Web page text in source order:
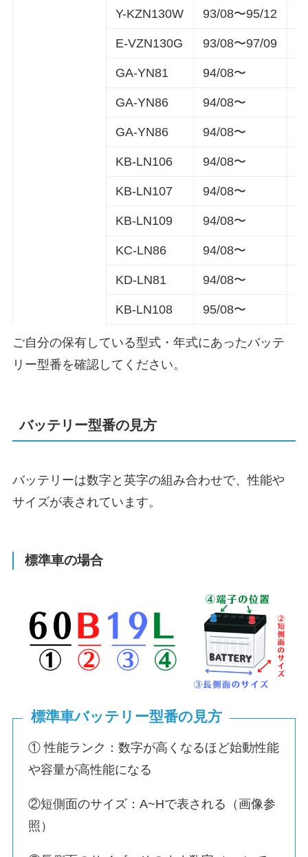
Y-KZN130W 93/08〜95/12
E-VZN130G 93/08〜97/09
GA-YN81 94/08〜
GA-YN86 94/08〜
GA-YN86 94/08〜
KB-LN106 94/08〜
KB-LN107 94/08〜
KB-LN109 94/08〜
KC-LN86 94/08〜
KD-LN81 94/08〜
KB-LN108 95/08〜
ご自分の保有している型式・年式にあったバッテ
リー型番を確認してください。
バッテリー型番の見方
バッテリーは数字と英字の組み合わせで、性能や
サイズが表されています。
標準車の場合
標準車バッテリー型番の見方
① 性能ランク：数字が高くなるほど始動性能
や容量が高性能になる
②短側面のサイズ：A~Hで表される（画像参
照）